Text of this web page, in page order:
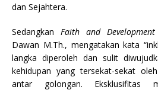
dan Sejahtera.
Sedangkan Faith and
Dawan M.Th., mengatakan kata
langka diperoleh dan sulit
kehidupan yang tersekat-sekat
antar golongan. Eksklusifitas